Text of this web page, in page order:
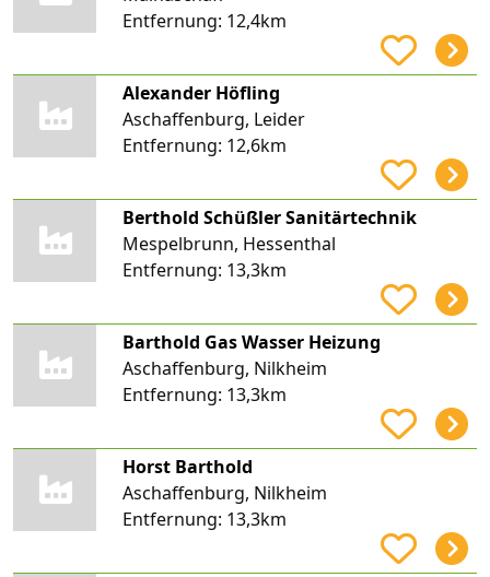
Entfernung: 12,4km
Alexander Höfling
Aschaffenburg, Leider
Entfernung: 12,6km
Berthold Schüßler Sanitärtechnik
Mespelbrunn, Hessenthal
Entfernung: 13,3km
Barthold Gas Wasser Heizung
Aschaffenburg, Nilkheim
Entfernung: 13,3km
Horst Barthold
Aschaffenburg, Nilkheim
Entfernung: 13,3km